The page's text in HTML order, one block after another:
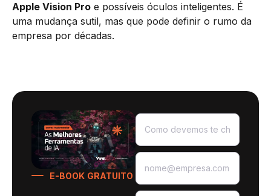
Apple Vision Pro e possíveis óculos inteligentes. É
uma mudança sutil, mas que pode definir o rumo da
empresa por décadas.
E-BOOK GRATUITO